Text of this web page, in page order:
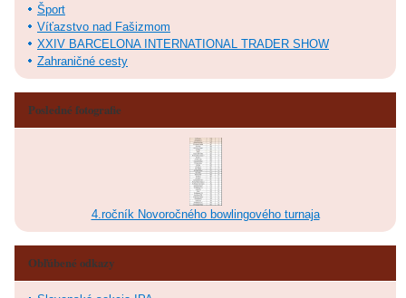
Šport
Víťazstvo nad Fašizmom
XXIV BARCELONA INTERNATIONAL TRADER SHOW
Zahraničné cesty
Posledné fotografie
4.ročník Novoročného bowlingového turnaja
Obľúbené odkazy